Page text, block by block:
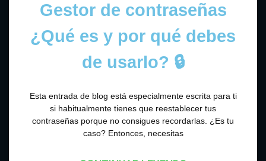
Gestor de contraseñas
¿Qué es y por qué debes
de usarlo? 🔒
Esta entrada de blog está especialmente escrita para ti
si habitualmente tienes que reestablecer tus
contraseñas porque no consigues recordarlas. ¿Es tu
caso? Entonces, necesitas